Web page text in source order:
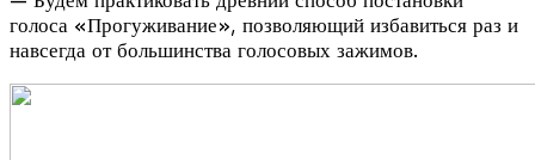
голоса «Прогуживание», позволяющий избавиться раз и
навсегда от большинства голосовых зажимов.